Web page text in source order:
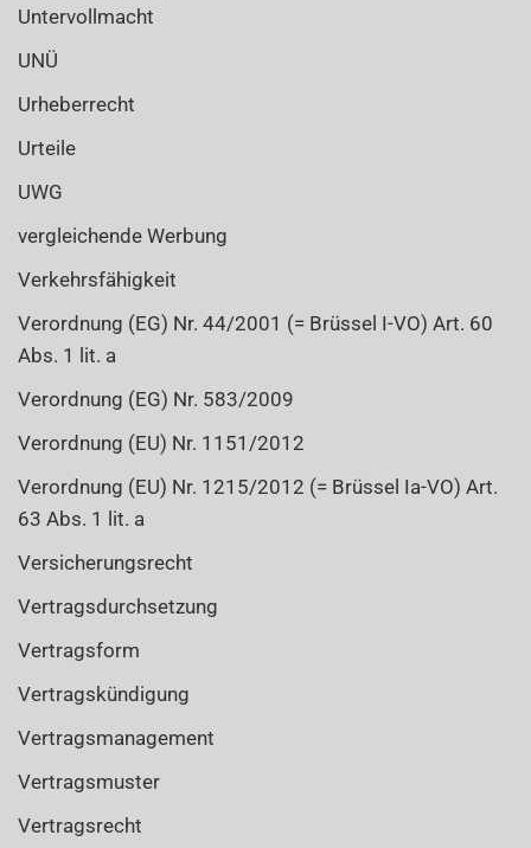
Untervollmacht
UNÜ
Urheberrecht
Urteile
UWG
vergleichende Werbung
Verkehrsfähigkeit
Verordnung (EG) Nr. 44/2001 (= Brüssel I-VO) Art. 60
Abs. 1 lit. a
Verordnung (EG) Nr. 583/2009
Verordnung (EU) Nr. 1151/2012
Verordnung (EU) Nr. 1215/2012 (= Brüssel Ia-VO) Art.
63 Abs. 1 lit. a
Versicherungsrecht
Vertragsdurchsetzung
Vertragsform
Vertragskündigung
Vertragsmanagement
Vertragsmuster
Vertragsrecht